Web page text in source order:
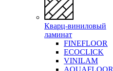
Кварц-виниловый
ламинат
FINEFLOOR
ECOCLICK
VINILAM
AQUAFLOOR